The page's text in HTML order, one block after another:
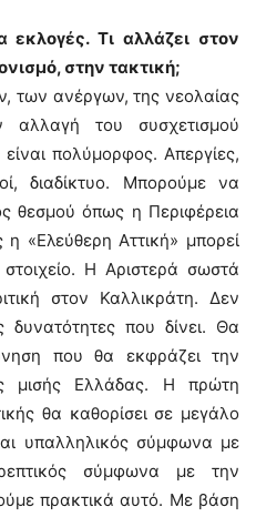
Τι αλλάζει στον
στην τακτική;
των ανέργων, της νεολαίας
αλλαγή του συσχετισμού
πολύμορφος. Απεργίες,
διαδίκτυο. Μπορούμε να
θεσμού όπως η Περιφέρεια
«Ελεύθερη Αττική» μπορεί
Η Αριστερά σωστά
στον Καλλικράτη. Δεν
δυνατότητες που δίνει. Θα
που θα εκφράζει την
μισής Ελλάδας. Η πρώτη
θα καθορίσει σε μεγάλο
υπαλληλικός σύμφωνα με
σύμφωνα με την
πρακτικά αυτό. Με βάση